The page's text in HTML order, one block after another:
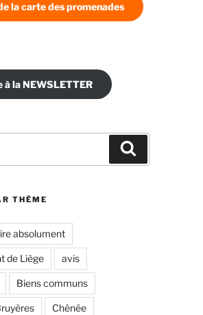
la carte des promenades
à la NEWSLETTER
THÈME
absolument
de Liège avis
Biens communs
Chênée